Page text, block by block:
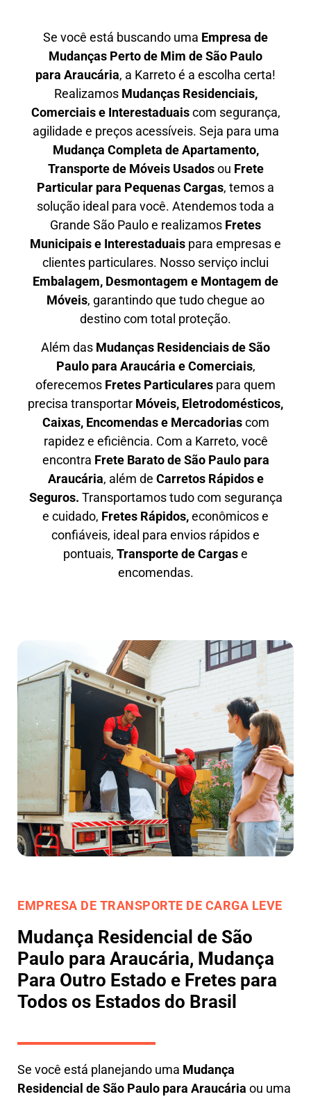
Se você está buscando uma Empresa de
Mudanças Perto de Mim de São Paulo
para Araucária, a Karreto é a escolha certa!
Realizamos Mudanças Residenciais,
Comerciais e Interestaduaiscom segurança,
agilidade e preços acessíveis. Seja para uma
Mudança Completa de Apartamento,
Transporte de Móveis Usadosou Frete
Particular para Pequenas Cargas, temos a
solução ideal para você. Atendemostoda a
Grande São Pauloe realizamos Fretes
Municipais e Interestaduais para empresas e
clientes particulares. Nosso serviço inclui
Embalagem, Desmontagem e Montagem de
Móveis, garantindo que tudo chegue ao
destino com total proteção.
Além das Mudanças Residenciais de São
Paulo para Araucária e Comerciais,
oferecemos Fretes Particulares para quem
precisa transportar Móveis, Eletrodomésticos,
Caixas, Encomendas e Mercadoriascom
rapidez e eficiência. Com a Karreto, você
encontra Frete Baratode São Paulo para
Araucária, além de Carretos Rápidos e
Seguros. Transportamos tudo com segurança
e cuidado, Fretes Rápidos,econômicos e
confiáveis, ideal para envios rápidos e
pontuais, Transporte de Cargase
encomendas.
EMPRESA DE TRANSPORTE DE CARGA LEVE
Mudança Residencial de São
Paulo para Araucária, Mudança
Para Outro Estado e Fretes para
Todos os Estados do Brasil
Se você está planejando uma Mudança
Residencial de São Paulo para Araucária ou uma